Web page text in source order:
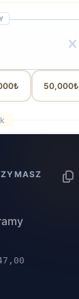
50,000₺